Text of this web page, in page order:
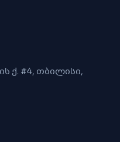
ქ. #4, თბილისი,